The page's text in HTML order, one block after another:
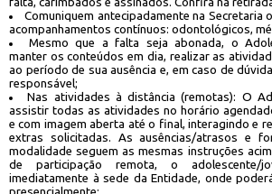
Comuniquem antecipadamente na Secretaria
acompanhamentos contínuos: odontológicos,
Mesmo que a falta seja abonada, o
manter os conteúdos em dia, realizar as
ao período de sua ausência e, em caso de
responsável;
Nas atividades à distância (remotas): O
assistir todas as atividades no horário
e com imagem aberta até o final, interagindo e
extras solicitadas. As ausências/atrasos e
modalidade seguem as mesmas instruções
de participação remota, o adolescente/
imediatamente à sede da Entidade, onde